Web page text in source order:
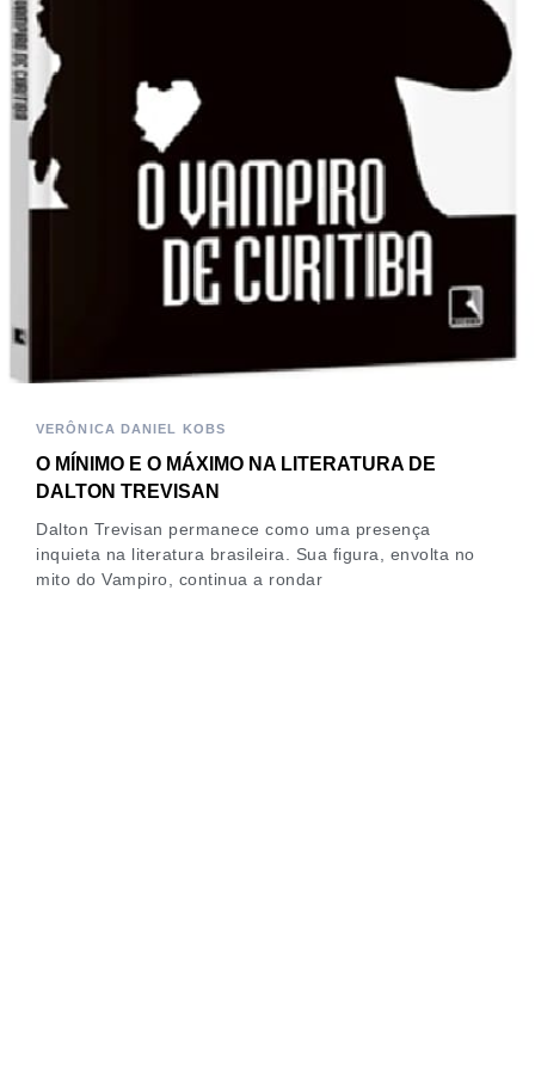
VERÔNICA DANIEL KOBS
O MÍNIMO E O MÁXIMO NA LITERATURA DE
DALTON TREVISAN
Dalton Trevisan permanece como uma presença
inquieta na literatura brasileira. Sua figura, envolta no
mito do Vampiro, continua a rondar